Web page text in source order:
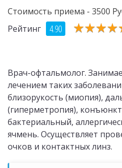
Стоимость приема - 3500
Рейтинг
4.90 ★★★★
★★★★
Врач-офтальмолог.
лечением таких
близорукость (миопия),
(гиперметропия),
бактериальный,
ячмень. Осуществляет
очков и контактных линз.